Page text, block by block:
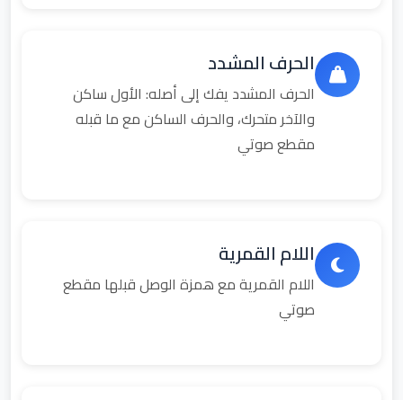
الحرف المشدد
الحرف المشدد يفك إلى أصله: الأول ساكن
والآخر متحرك، والحرف الساكن مع ما قبله
مقطع صوتي
اللام القمرية
اللام القمرية مع همزة الوصل قبلها مقطع
صوتي